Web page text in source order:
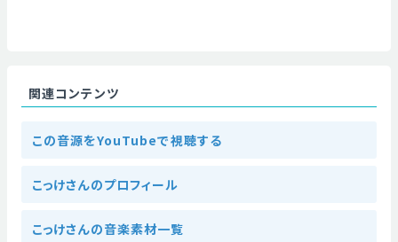
関連コンテンツ
この音源をYouTubeで視聴する
こっけさんのプロフィール
こっけさんの音楽素材一覧